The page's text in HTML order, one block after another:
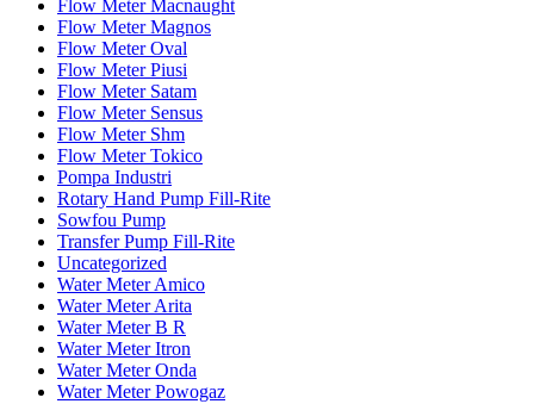
Flow Meter Macnaught
Flow Meter Magnos
Flow Meter Oval
Flow Meter Piusi
Flow Meter Satam
Flow Meter Sensus
Flow Meter Shm
Flow Meter Tokico
Pompa Industri
Rotary Hand Pump Fill-Rite
Sowfou Pump
Transfer Pump Fill-Rite
Uncategorized
Water Meter Amico
Water Meter Arita
Water Meter B R
Water Meter Itron
Water Meter Onda
Water Meter Powogaz